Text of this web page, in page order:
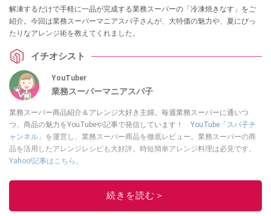
解凍するだけで手軽に一品が完成する業務スーパーの「冷凍焼きなす」をご
紹介。今回は業務スーパーマニアスパ子さんが、大特価の魅力や、夏にぴっ
たりなアレンジ術を教えてくれました。
イチオシスト
YouTuber
業務スーパーマニアスパ子
業務スーパー商品紹介＆アレンジ大好き主婦。毎週業務スーパーに通いつ
つ、商品の魅力をYouTubeや記事で発信しています！ YouTube「スパ子チ
ャンネル」 を運営し、業務スーパー商品を徹底レビュー。業務スーパーの商
品を活用したアレンジレシピも大好評。時短簡単アレンジ料理は必見です。
Yahoo!記事はこちら。
このイチオシストの他の記事を読む
続きを読む＞